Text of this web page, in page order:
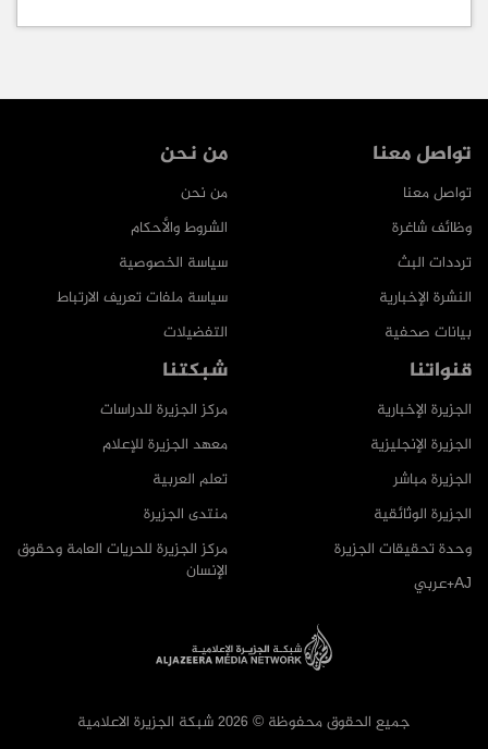
من نحن
من نحن
الشروط والأحكام
سياسة الخصوصية
سياسة ملفات تعريف الارتباط
التفضيلات
تواصل معنا
تواصل معنا
وظائف شاغرة
ترددات البث
النشرة الإخبارية
بيانات صحفية
شبكتنا
مركز الجزيرة للدراسات
معهد الجزيرة للإعلام
تعلم العربية
منتدى الجزيرة
مركز الجزيرة للحريات العامة وحقوق
الإنسان
قنواتنا
الجزيرة الإخبارية
الجزيرة الإنجليزية
الجزيرة مباشر
الجزيرة الوثائقية
وحدة تحقيقات الجزيرة
AJ+عربي
جميع الحقوق محفوظة © 2026 شبكة الجزيرة الاعلامية